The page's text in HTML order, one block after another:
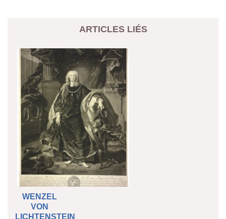
ARTICLES LIÉS
WENZEL
VON
LICHTENSTEIN